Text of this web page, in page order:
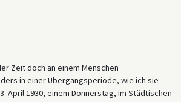
Zeit doch an einem Menschen
in einer Übergangsperiode, wie ich sie
April 1930, einem Donnerstag, im Städtischen